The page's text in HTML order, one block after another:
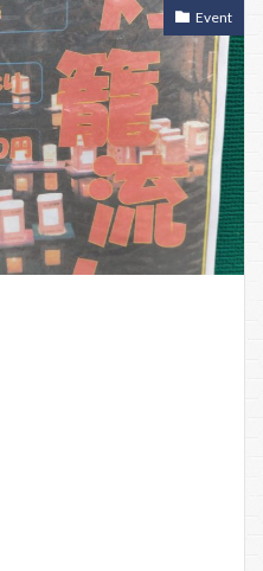
Event